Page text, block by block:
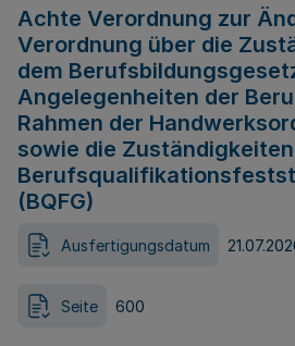
Achte Verordnung zur
Verordnung über die
dem
Angelegenheiten der
Rahmen der
sowie die
(BQFG)
Ausfertigungsdatum
Seite 600